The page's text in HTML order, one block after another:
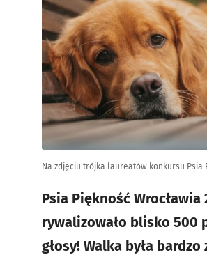
Na zdjęciu trójka laureatów konkursu Psia
Psia Piękność
rywalizowało blisko 500
głosy! Walka była